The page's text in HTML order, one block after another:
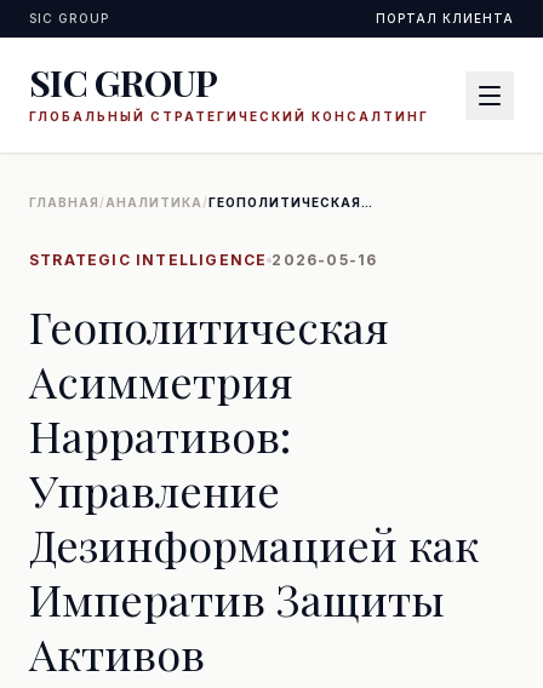
SIC GROUP ПОРТАЛ КЛИЕНТА
SIC GROUP
ГЛОБАЛЬНЫЙ СТРАТЕГИЧЕСКИЙ КОНСАЛТИНГ
ГЛАВНАЯ / АНАЛИТИКА /ГЕОПОЛИТИЧЕСКАЯ
ДЕЗИНФОРМАЦИЕЙ КАК
STRATEGIC INTELLIGENCE 2026-05-16
Геополитическая
Асимметрия
Нарративов:
Управление
Дезинформацией как
Императив Защиты
Активов